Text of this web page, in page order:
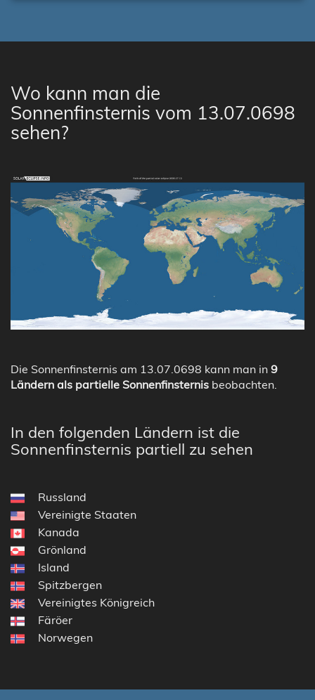
Wo kann man die
Sonnenfinsternis vom 13.07.0698
sehen?
Die Sonnenfinsternis am 13.07.0698 kann man in 9
Ländern als partielle Sonnenfinsternis beobachten.
In den folgenden Ländern ist die
Sonnenfinsternis partiell zu sehen
Russland
Vereinigte Staaten
Kanada
Grönland
Island
Spitzbergen
Vereinigtes Königreich
Färöer
Norwegen